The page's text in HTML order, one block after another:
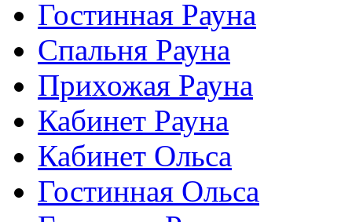
Гостинная Рауна
Спальня Рауна
Прихожая Рауна
Кабинет Рауна
Кабинет Ольса
Гостинная Ольса